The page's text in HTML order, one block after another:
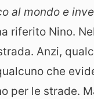
al mondo e
riferito Nino.
Anzi,
che
per le strade.